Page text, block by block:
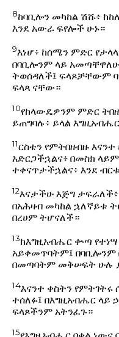
8ከባቢሎን መካከል ሽሹ፥
እንደ አውራ ፍየሎች ሁኑ።
9እነሆ፥ ከሰሜን ምድር
በባቢሎንም ላይ
ትወሰዳለች፤ ፍላጾቻቸውም
ፍላጻ ናቸው።
10የከላውዴዎንም ምድር
ይጠግባሉ፥ ይላል
11ርስቴን የምትበዘብዙ
አድርጋችኋልና፥ በመስክ
ተቀናጥታችኋልና፥ እንደ
12እናታችሁ እጅግ
በአሕዛብ መካከል ኋለኛይቱ
በረሀም ትሆናለች።
13ከእግዚአብሔር ቍጣ
አይቀመጥባትም፤ በባቢሎንም
በመጣባትም መቅሠፍት ሁሉ
14እናንተ ቀስትን የምትገትሩ
ተሰለፉ፤ በእግዚአብሔር
ፍላጾችንም አትንፈጉ።
15